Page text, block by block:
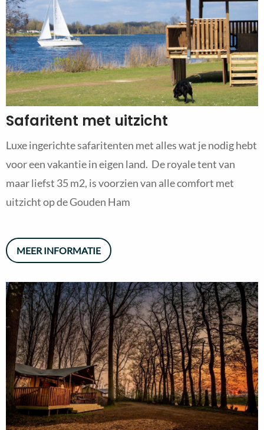
Safaritent met uitzicht
Luxe ingerichte safaritenten met alles wat je nodig hebt
voor een vakantie in eigen land. De royale tent van
maar liefst 35 m2, is voorzien van alle comfort met
uitzicht op de Gouden Ham
MEER INFORMATIE